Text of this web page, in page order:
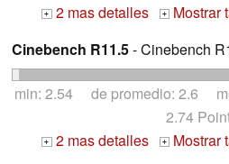
+ 2 mas detalles +
Mostrar
Cinebench R11.5- Cinebench
min: 2.54 de promedio: 2.6
2.74
+ 2 mas detalles +
Mostrar